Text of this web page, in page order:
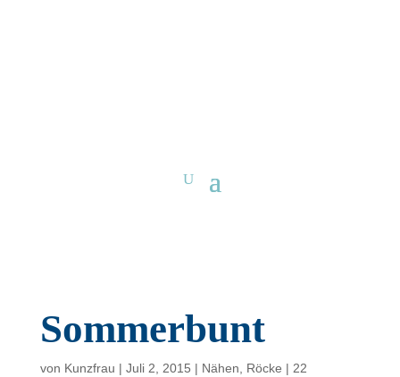
Sommerbunt
von Kunzfrau | Juli 2, 2015 | Nähen Röcke | 22